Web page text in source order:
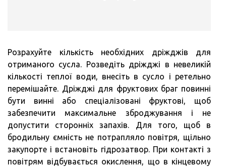
Розрахуйте кількість необхідних дріжджів для
отриманого сусла. Розведіть дріжджі в невеликій
кількості теплої води, внесіть в сусло і ретельно
перемішайте. Дріжджі для фруктових браг повинні
бути винні або спеціалізовані фруктові, щоб
забезпечити максимальне зброджування і не
допустити сторонніх запахів. Для того, щоб в
бродильну ємність не потрапляло повітря, щільно
закупорте і встановіть гідрозатвор. При контакті з
повітрям відбувається окислення, що в кінцевому